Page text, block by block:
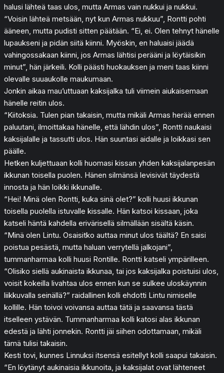
halusi lähteä taas ulos, mutta Armas vain nukkui ja nukkui.
“Voisin lähteä metsään, nyt kun Armas nukkuu”, Rontti pohti
ääneen, mutta pudisti sitten päätään. “Ei, ei. Olen tehnyt hänelle
lupaukseni ja pidän siitä kiinni. Myöskin, en haluaisi jäädä
vahingossakaan kiinni, jos Armas lähtisi perääni ja löytäisikin
minut”, hän järkeili. Kolli päästi huokauksen ja meni taas kiinni
olevalle suuaukolle maukumaan.
Jonkin aikaa mau’uttuaan kaksijalka tuli viimein aiukaisemaan
hänelle reitin ulos.
“Kiitoksia. Tulen pian takaisin, mutta mikäli Armas herää ennen
paluutani, ilmoittakaa hänelle, että lähdin ulos”, Rontti naukaisi
kaksijalalle ja tassutti ulos. Hän suuntasi aidalle ja loikkasi sen
päälle.
Hetken kuljettuaan kolli huomasi kissan yhden kaksijalanpesän
ikkunan toisella puolen. Hänen silmänsä levisivät täydestä
innosta ja hän loikki ikkunalle.
“Hei! Minä olen Rontti, kuka sinä olet?” kolli huusi ikkunan
toisella puolella istuvalle kissalle. Hän katsoi kissaan, joka
katseli häntä kahdella erivärisellä silmällään sisältä käsin.
“Minä olen Lintu. Osaisitko auttaa minut ulos täältä? En saisi
poistua pesästä, mutta haluan verrytellä jalkojani”,
tummanharmaa kolli huusi Rontille. Rontti katseli ympärilleen.
“Olisiko siellä aukinaista ikkunaa, tai jos kaksijalka poistuisi ulos,
voisit kokeilla livahtaa ulos ennen kun se sulkee uloskäynnin
liikkuvalla seinällä?” raidallinen kolli ehdotti Lintu nimiselle
kollille. Hän toivoi voivansa auttaa tätä ja saavansa tästä
itselleen ystävän. Tummanharmaa kolli katosi alas ikkunan
edestä ja lähti jonnekin. Rontti jäi siihen odottamaan, mikäli
tämä tulisi takaisin.
Kesti tovi, kunnes Linnuksi itsensä esitellyt kolli saapui takaisin.
“En löytänyt aukinaisia ikkunoita, ja kaksijalat ovat lähteneet